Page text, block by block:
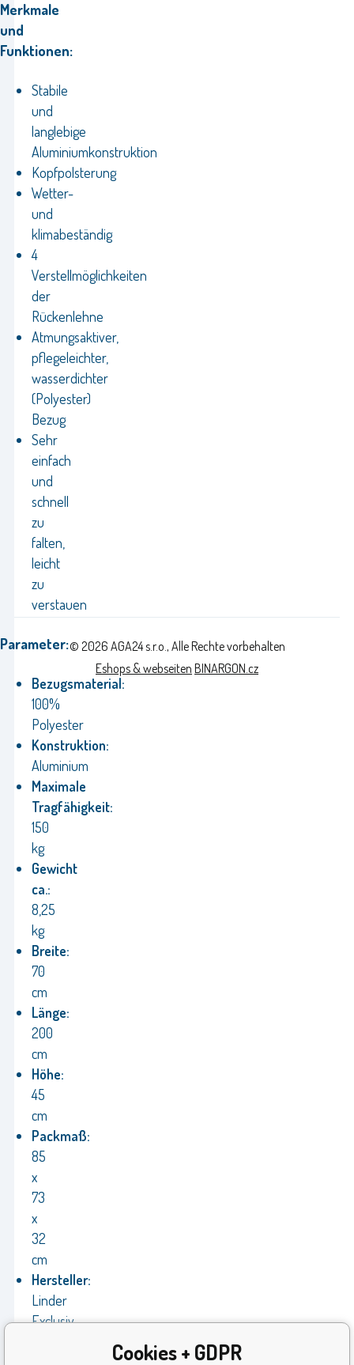
Merkmale
und
Funktionen:
Stabile
und
langlebige
Aluminiumkonstruktion
Kopfpolsterung
Wetter-
und
klimabeständig
4
Verstellmöglichkeiten
der
Rückenlehne
Atmungsaktiver,
pflegeleichter,
wasserdichter
(Polyester)
Bezug
Sehr
einfach
und
schnell
zu
falten,
leicht
zu
verstauen
Parameter:
Bezugsmaterial:
100%
Polyester
Konstruktion:
Aluminium
Maximale
Tragfähigkeit:
150
kg
Gewicht
ca.:
8,25
kg
Breite:
70
cm
Länge:
200
cm
Höhe:
45
cm
Packmaß:
85
x
73
x
32
cm
Hersteller:
Linder
Exclusiv
© 2026 AGA24 s.r.o., Alle Rechte vorbehalten
Eshops & webseiten BINARGON.cz
Cookies + GDPR